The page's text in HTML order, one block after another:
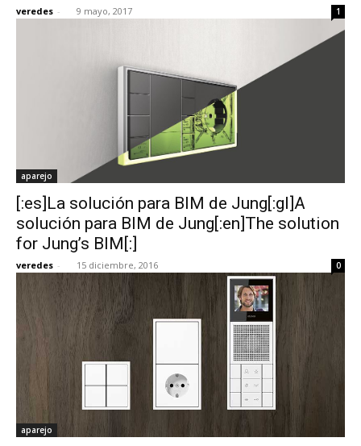
veredes - 9 mayo, 2017 1
aparejo
[:es]La solución para BIM de Jung[:gl]A
solución para BIM de Jung[:en]The solution
for Jung’s BIM[:]
veredes - 15 diciembre, 2016 0
aparejo